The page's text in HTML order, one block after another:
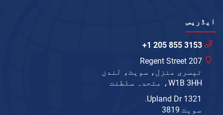
ایڈریس
+1 205 855 3153
207 Regent Street
تیسری منزل، سویٹ، لندن
W1B 3HH، متحدہ سلطنت
1321 Upland Dr.
سویٹ 3819